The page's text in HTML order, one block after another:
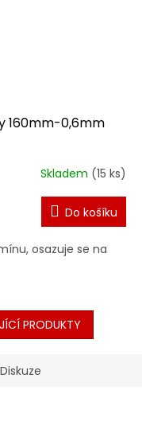
160mm-0,6mm
Skladem (15 ks)
Do košíku
osazuje se na
PRODUKTY
Diskuze